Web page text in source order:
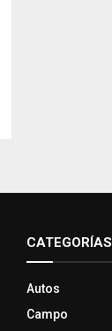
CATEGORÍAS
Autos
Campo